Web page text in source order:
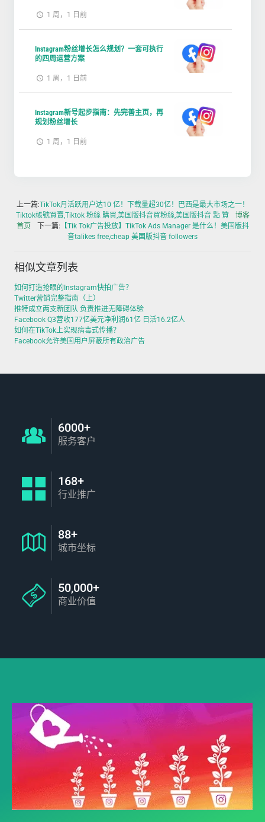
1 周，1 日前
Instagram粉丝增长怎么规划？一套可执行
的四周运营方案
1 周，1 日前
Instagram新号起步指南：先完善主页，再
规划粉丝增长
1 周，1 日前
上一篇:TikTok月活跃用户达10 亿！下载量超30亿！巴西是最大市场之一！
Tiktok帳號買賣,Tiktok 粉絲 購買,美国版抖音買粉絲,美国版抖音 點 贊
博客
首页
下一篇: 【Tik Tok广告投放】TikTok Ads Manager 是什么！美国版抖
音talikes free,cheap 美国版抖音 followers
相似文章列表
如何打造抢眼的Instagram快拍广告？
Twitter营销完整指南（上）
推特成立两支新团队 负责推进无障碍体验
Facebook Q3营收177亿美元净利润61亿 日活16.2亿人
如何在TikTok上实现病毒式传播？
Facebook允许美国用户屏蔽所有政治广告
6000+
服务客户
168+
行业推广
88+
城市坐标
50,000+
商业价值